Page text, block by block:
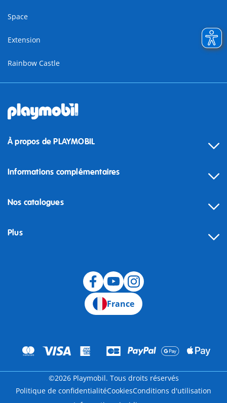
Space
Extension
Rainbow Castle
À propos de PLAYMOBIL
Informations complémentaires
Nos catalogues
Plus
France
©2026 Playmobil. Tous droits réservés
Politique de confidentialitéCookiesConditions d'utilisation